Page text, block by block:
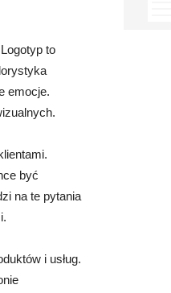
to
emocje.
być
na te pytania
i usług.